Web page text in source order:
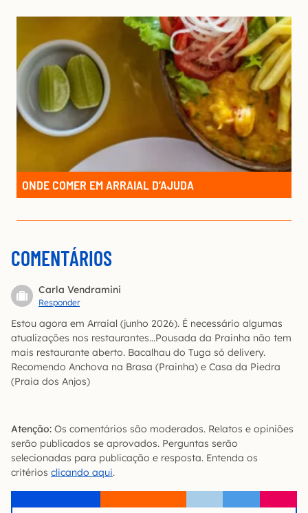
ONDE COMER EM ARRAIAL D’AJUDA
COMENTÁRIOS
Carla Vendramini
Responder
Estou agora em Arraial (junho 2026). É necessário algumas
atualizações nos restaurantes…Pousada da Prainha não tem
mais restaurante aberto. Bacalhau do Tuga só delivery.
Recomendo Anchova na Brasa (Prainha) e Casa da Piedra
(Praia dos Anjos)
Atenção: Os comentários são moderados. Relatos e opiniões
serão publicados se aprovados. Perguntas serão
selecionadas para publicação e resposta. Entenda os
critérios clicando aqui.